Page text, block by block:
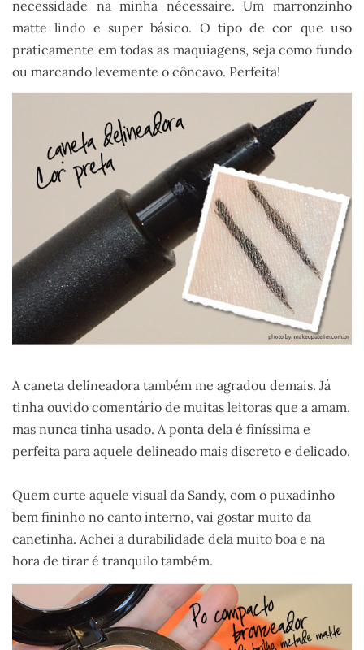
necessidade na minha nécessaire. Um marronzinho
matte lindo e super básico. O tipo de cor que uso
praticamente em todas as maquiagens, seja como fundo
ou marcando levemente o côncavo. Perfeita!
A caneta delineadora também me agradou demais. Já
tinha ouvido comentário de muitas leitoras que a amam,
mas nunca tinha usado. A ponta dela é finíssima e
perfeita para aquele delineado mais discreto e delicado.
Quem curte aquele visual da Sandy, com o puxadinho
bem fininho no canto interno, vai gostar muito da
canetinha. Achei a durabilidade dela muito boa e na
hora de tirar é tranquilo também.